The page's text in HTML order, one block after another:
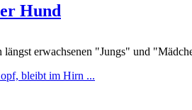
Hund
längst erwachsenen "Jungs" und